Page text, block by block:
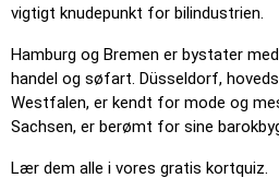
vigtigt knudepunkt for bilindustrien.
Hamburg og Bremen er bystater
handel og søfart. Düsseldorf,
Westfalen, er kendt for mode og
Sachsen, er berømt for sine
Lær dem alle i vores gratis kortquiz.